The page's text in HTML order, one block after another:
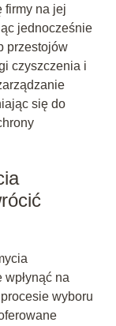
firmy na jej
jednocześnie
przestojów
czyszczenia i
się do
wpłynąć na
wyboru